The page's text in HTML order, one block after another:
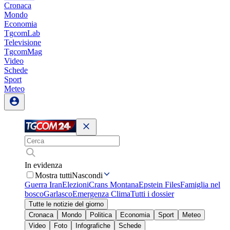
Cronaca
Mondo
Economia
TgcomLab
Televisione
TgcomMag
Video
Schede
Sport
Meteo
In evidenza
Mostra tuttiNascondi
Guerra IranElezioniCrans MontanaEpstein FilesFamiglia nel
boscoGarlascoEmergenza ClimaTutti i dossier
Tutte le notizie del giorno
Cronaca
Mondo Politica Economia Sport
Meteo
Video
Foto Infografiche
Schede